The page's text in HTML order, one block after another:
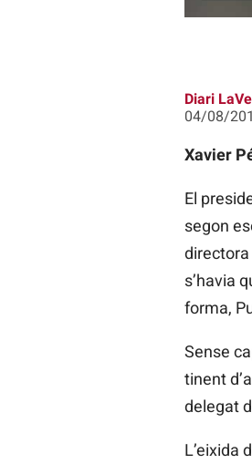
Diari
04/08/
Xavier
El
segon
directora
s’havia
forma,
Sense
tinent
delegat
L’eixida